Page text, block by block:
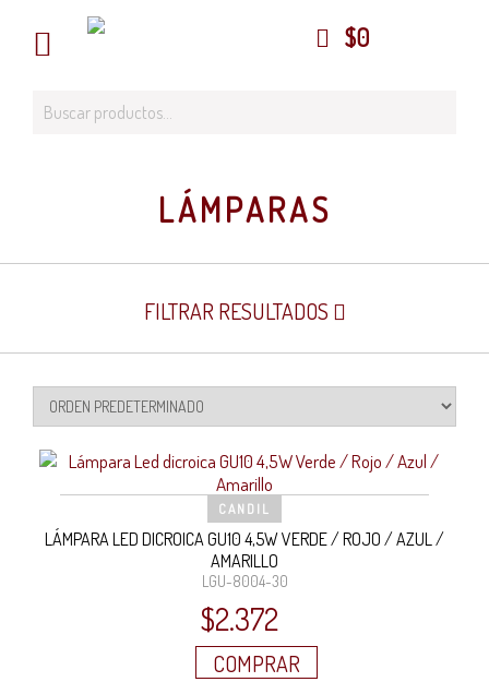
$0
LÁMPARAS
FILTRAR RESULTADOS
CANDIL
LÁMPARA LED DICROICA GU10 4,5W VERDE / ROJO / AZUL /
AMARILLO
LGU-8004-30
$2.372
COMPRAR